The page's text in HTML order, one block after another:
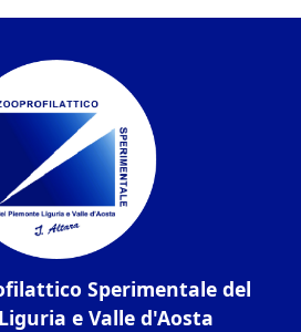
Sperimentale del
e Valle d'Aosta